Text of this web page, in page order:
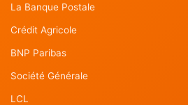
La Banque Postale
Crédit Agricole
BNP Paribas
Société Générale
LCL